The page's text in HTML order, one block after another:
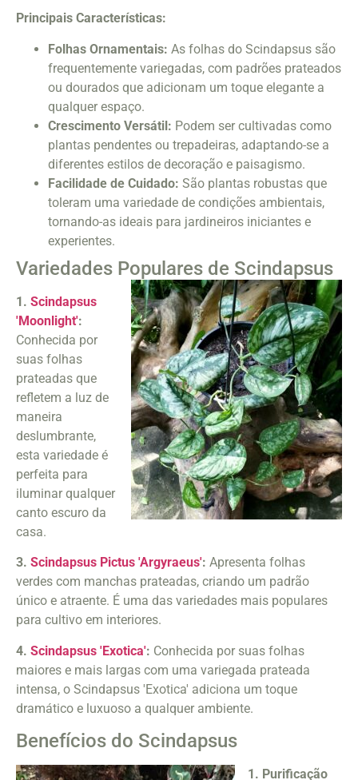
Principais Características:
Folhas Ornamentais: As folhas do Scindapsus são
frequentemente variegadas, com padrões prateados
ou dourados que adicionam um toque elegante a
qualquer espaço.
Crescimento Versátil: Podem ser cultivadas como
plantas pendentes ou trepadeiras, adaptando-se a
diferentes estilos de decoração e paisagismo.
Facilidade de Cuidado: São plantas robustas que
toleram uma variedade de condições ambientais,
tornando-as ideais para jardineiros iniciantes e
experientes.
Variedades Populares de Scindapsus
1. Scindapsus
'Moonlight':
Conhecida por
suas folhas
prateadas que
refletem a luz de
maneira
deslumbrante,
esta variedade é
perfeita para
iluminar qualquer
canto escuro da
casa.
3. Scindapsus Pictus 'Argyraeus': Apresenta folhas
verdes com manchas prateadas, criando um padrão
único e atraente. É uma das variedades mais populares
para cultivo em interiores.
4. Scindapsus 'Exotica': Conhecida por suas folhas
maiores e mais largas com uma variegada prateada
intensa, o Scindapsus 'Exotica' adiciona um toque
dramático e luxuoso a qualquer ambiente.
Benefícios do Scindapsus
1. Purificação